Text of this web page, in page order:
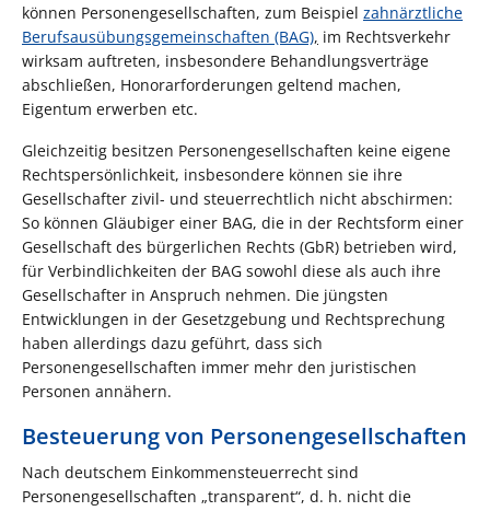
können Personengesellschaften, zum Beispiel zahnärztliche
Berufsausübungsgemeinschaften (BAG), im Rechtsverkehr
wirksam auftreten, insbesondere Behandlungsverträge
abschließen, Honorarforderungen geltend machen,
Eigentum erwerben etc.
Gleichzeitig besitzen Personengesellschaften keine eigene
Rechtspersönlichkeit, insbesondere können sie ihre
Gesellschafter zivil- und steuerrechtlich nicht abschirmen:
So können Gläubiger einer BAG, die in der Rechtsform einer
Gesellschaft des bürgerlichen Rechts (GbR) betrieben wird,
für Verbindlichkeiten der BAG sowohl diese als auch ihre
Gesellschafter in Anspruch nehmen. Die jüngsten
Entwicklungen in der Gesetzgebung und Rechtsprechung
haben allerdings dazu geführt, dass sich
Personengesellschaften immer mehr den juristischen
Personen annähern.
Besteuerung von Personengesellschaften
Nach deutschem Einkommensteuerrecht sind
Personengesellschaften „transparent“, d. h. nicht die